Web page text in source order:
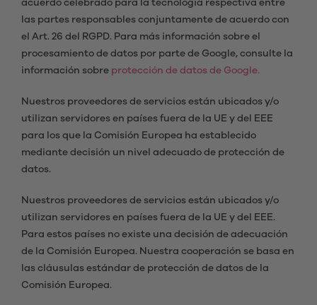
acuerdo celebrado para la tecnología respectiva entre
las partes responsables conjuntamente de acuerdo con
el Art. 26 del RGPD. Para más información sobre el
procesamiento de datos por parte de Google, consulte la
información sobre protección de datos de Google.
Nuestros proveedores de servicios están ubicados y/o
utilizan servidores en países fuera de la UE y del EEE
para los que la Comisión Europea ha establecido
mediante decisión un nivel adecuado de protección de
datos.
Nuestros proveedores de servicios están ubicados y/o
utilizan servidores en países fuera de la UE y del EEE.
Para estos países no existe una decisión de adecuación
de la Comisión Europea. Nuestra cooperación se basa en
las cláusulas estándar de protección de datos de la
Comisión Europea.